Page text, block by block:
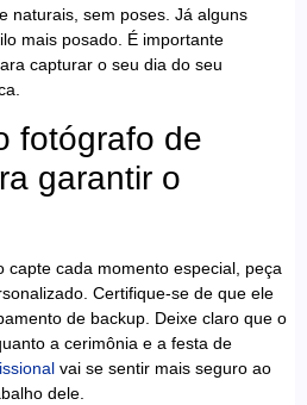
naturais, sem poses. Já alguns
mais posado. É importante
capturar o seu dia do seu
fotógrafo de
garantir o
capte cada momento especial, peça
Certifique-se de que ele
de backup. Deixe claro que o
a cerimônia e a festa de
vai se sentir mais seguro ao
dele.